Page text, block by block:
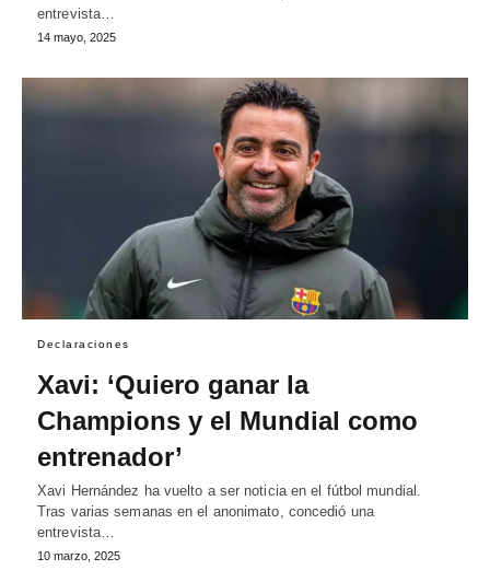
entrevista…
14 mayo, 2025
Declaraciones
Xavi: ‘Quiero ganar la
Champions y el Mundial como
entrenador’
Xavi Hernández ha vuelto a ser noticia en el fútbol mundial.
Tras varias semanas en el anonimato, concedió una
entrevista…
10 marzo, 2025